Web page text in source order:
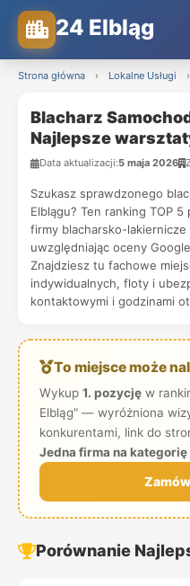
24 Elbląg
Strona główna › Lokalne Usługi ›
Blacharz
Najlepsze
Data aktualizacji:5 maja 2026
Szukasz sprawdzonego
Elblągu? Ten ranking TOP
firmy blacharsko-
uwzględniając oceny
Znajdziesz tu fachowe
indywidualnych, floty i
kontaktowymi i godzinami
To miejsce może
Wykup 1. pozycjęw
Elbląg" — wyróżniona
konkurentami, link do
Jedna firma na kategorię
Porównanie